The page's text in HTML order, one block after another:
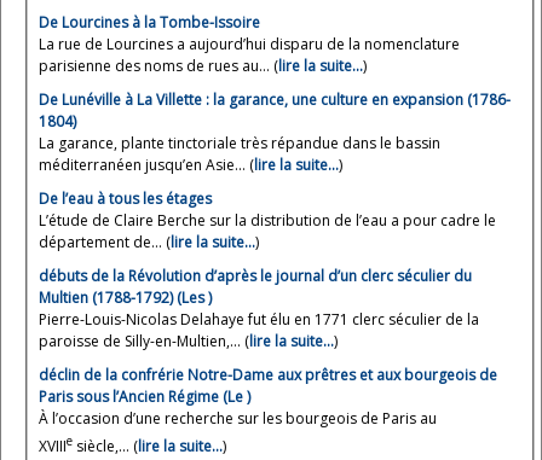
De Lourcines à la Tombe-Issoire
La rue de Lourcines a aujourd’hui disparu de la nomenclature
parisienne des noms de rues au... (lire la suite…)
De Lunéville à La Villette : la garance, une culture en expansion (1786-
1804)
La garance, plante tinctoriale très répandue dans le bassin
méditerranéen jusqu’en Asie... (lire la suite…)
De l’eau à tous les étages
L’étude de Claire Berche sur la distribution de l’eau a pour cadre le
département de... (lire la suite…)
débuts de la Révolution d’après le journal d’un clerc séculier du
Multien (1788-1792) (Les )
Pierre-Louis-Nicolas Delahaye fut élu en 1771 clerc séculier de la
paroisse de Silly-en-Multien,... (lire la suite…)
déclin de la confrérie Notre-Dame aux prêtres et aux bourgeois de
Paris sous l’Ancien Régime (Le )
À l’occasion d’une recherche sur les bourgeois de Paris au
XVIIIe siècle,... (lire la suite…)